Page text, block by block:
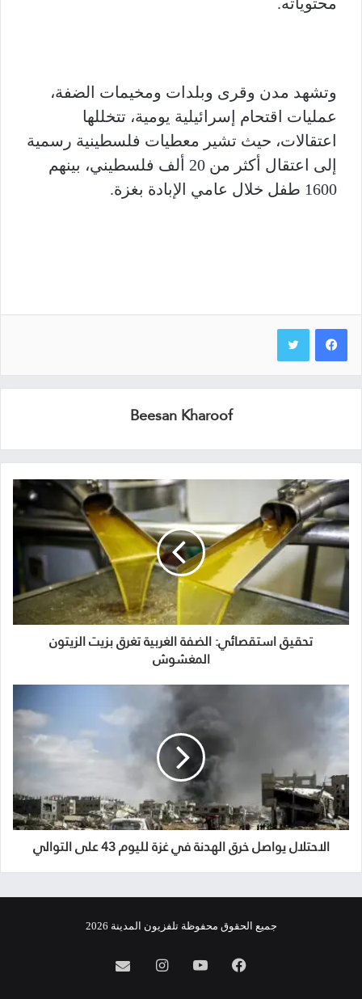
وتشهد مدن وقرى وبلدات ومخيمات الضفة،
عمليات اقتحام إسرائيلية يومية، تتخللها
اعتقالات، حيث تشير معطيات فلسطينية رسمية
إلى اعتقال أكثر من 20 ألف فلسطيني، بينهم
1600 طفل خلال عامي الإبادة بغزة.
Beesan Kharoof
تحقيق استقصائي: الضفة الغربية تغرق بزيت الزيتون
المغشوش
الاحتلال يواصل خرق الهدنة في غزة لليوم 43 على التوالي
جميع الحقوق محفوظة تلفزيون المدينة 2026
فيسبوكيوتيوبانستقرامinfo@almadina.tv